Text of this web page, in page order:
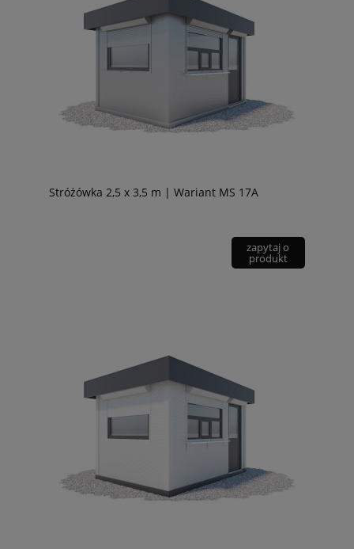
Stróżówka 2,5 x 3,5 m | Wariant MS 17A
zapytaj o
produkt